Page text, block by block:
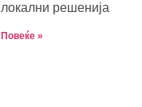
локални решенија
Повеќе »